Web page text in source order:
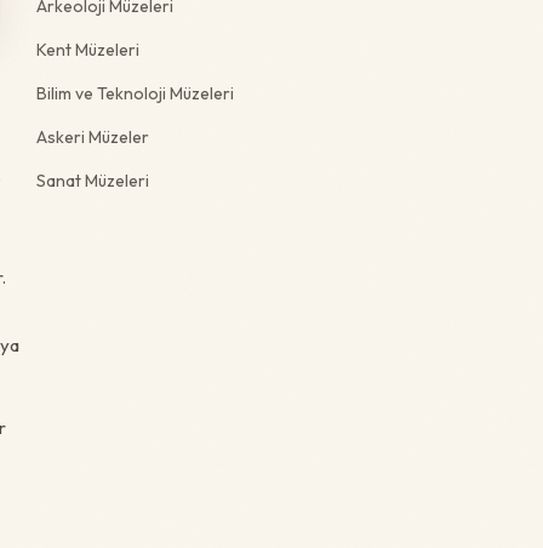
Arkeoloji Müzeleri
Kent Müzeleri
Bilim ve Teknoloji Müzeleri
Askeri Müzeler
Sanat Müzeleri